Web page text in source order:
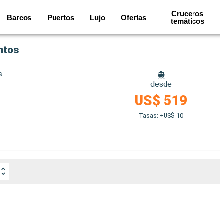
Barcos Puertos Lujo Ofertas
Cruceros
temáticos
desde
US$ 519
Tasas: +US$ 10